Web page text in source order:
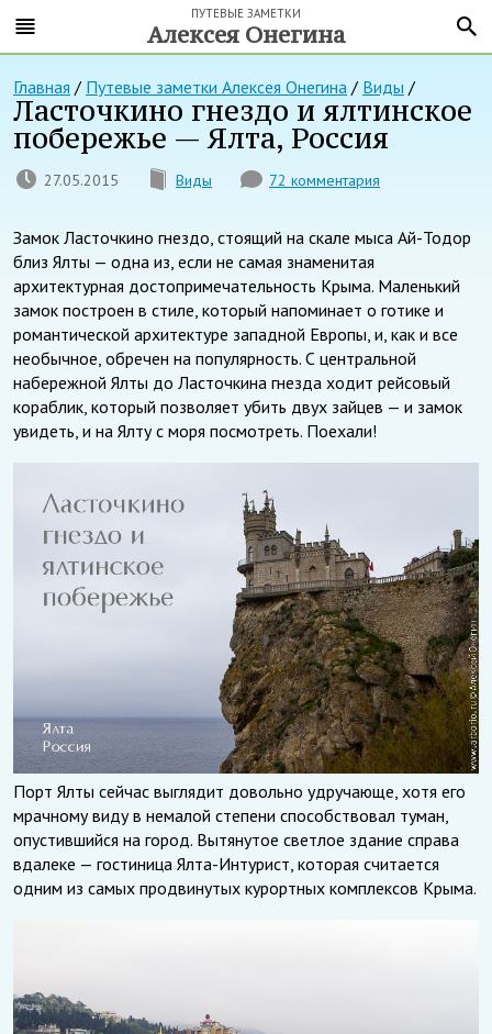
ПУТЕВЫЕ ЗАМЕТКИ
Алексея Онегина
Главная / Путевые заметки Алексея Онегина / Виды /
Ласточкино гнездо и ялтинское
побережье — Ялта, Россия
27.05.2015 Виды 72 комментария
Замок Ласточкино гнездо, стоящий на скале мыса Ай-Тодор
близ Ялты — одна из, если не самая знаменитая
архитектурная достопримечательность Крыма. Маленький
замок построен в стиле, который напоминает о готике и
романтической архитектуре западной Европы, и, как и все
необычное, обречен на популярность. С центральной
набережной Ялты до Ласточкина гнезда ходит рейсовый
кораблик, который позволяет убить двух зайцев — и замок
увидеть, и на Ялту с моря посмотреть. Поехали!
Порт Ялты сейчас выглядит довольно удручающе, хотя его
мрачному виду в немалой степени способствовал туман,
опустившийся на город. Вытянутое светлое здание справа
вдалеке — гостиница Ялта-Интурист, которая считается
одним из самых продвинутых курортных комплексов Крыма.